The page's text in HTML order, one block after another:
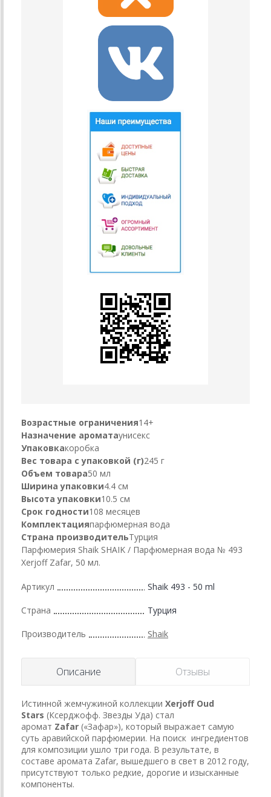
Возрастные ограничения14+
Назначение ароматаунисекс
Упаковкакоробка
Вес товара с упаковкой (г)245 г
Объем товара50 мл
Ширина упаковки4.4 см
Высота упаковки10.5 см
Срок годности108 месяцев
Комплектацияпарфюмерная вода
Страна производительТурция
Парфюмерия Shaik SHAIK / Парфюмерная вода № 493
Xerjoff Zafar, 50 мл.
Артикул Shaik 493 - 50 ml
Страна Турция
Производитель Shaik
Описание Отзывы
Истинной жемчужиной коллекции Xerjoff Oud
Stars (Ксерджофф. Звезды Уда) стал
аромат Zafar («Зафар»), который выражает самую
суть аравийской парфюмерии. На поиск ингредиентов
для композиции ушло три года. В результате, в
составе аромата Zafar, вышедшего в свет в 2012 году,
присутствуют только редкие, дорогие и изысканные
компоненты.